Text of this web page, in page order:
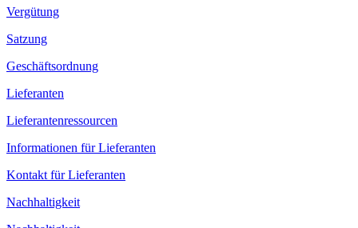
Vergütung
Satzung
Geschäftsordnung
Lieferanten
Lieferantenressourcen
Informationen für Lieferanten
Kontakt für Lieferanten
Nachhaltigkeit